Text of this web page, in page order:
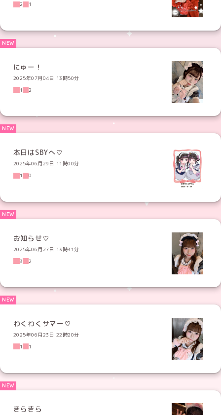
2
1
にゅー！
2025年07月04日 13時50分
1
2
本日はSBYへ♡
2025年06月29日 11時00分
1
0
お知らせ♡
2025年06月27日 13時31分
3
2
わくわくサマー♡
2025年06月23日 22時20分
1
1
きらきら